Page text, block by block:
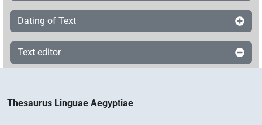
Dating of Text
Text editor
Thesaurus Linguae Aegyptiae